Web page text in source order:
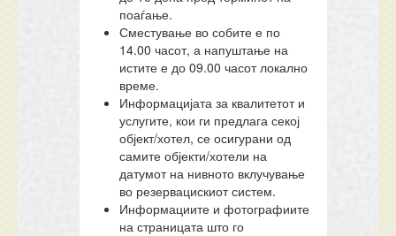
поаѓање.
Сместување во собите е по
14.00 часот, а напуштање на
истите е до 09.00 часот локално
време.
Информацијата за квалитетот и
услугите, кои ги предлага секој
објект/хотел, се осигурани од
самите објекти/хотели на
датумот на нивното вклучување
во резервацискиот систем.
Информациите и фотографиите
на страницата што го